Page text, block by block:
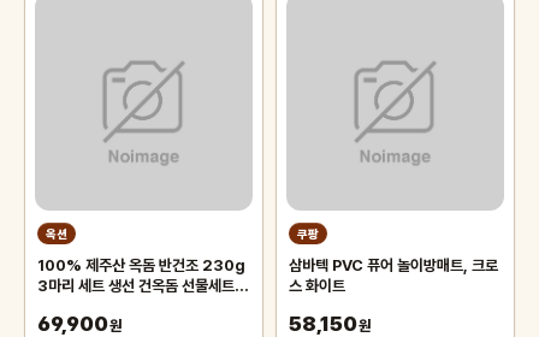
옥션
100% 제주산 옥돔 반건조 230g
3마리 세트 생선 건옥돔 선물세트
69,900원
쿠팡
삼바텍 PVC 퓨어 놀이방매트, 크로
스 화이트
58,150원